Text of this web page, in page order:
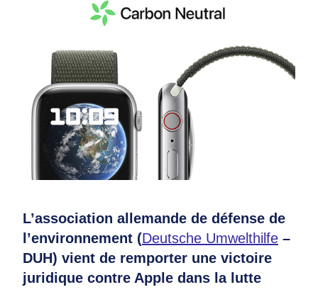
L’association allemande de défense de
l’environnement (Deutsche Umwelthilfe –
DUH) vient de remporter une victoire
juridique contre Apple dans la lutte